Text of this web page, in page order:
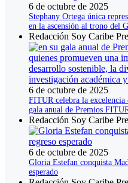
6 de octubre de 2025
Stephany Ortega única
en la ascensión al trono del
Redacción Soy Caribe
6 de octubre de 2025
FITUR celebra la
gala anual de Premios
Redacción Soy Caribe
6 de octubre de 2025
Gloria Estefan conquista
esperado